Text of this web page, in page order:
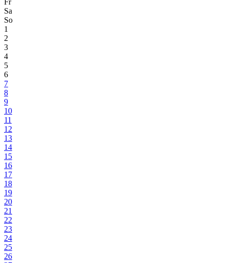
Sa
So
1
2
3
4
5
6
7
8
9
10
11
12
13
14
15
16
17
18
19
20
21
22
23
24
25
26